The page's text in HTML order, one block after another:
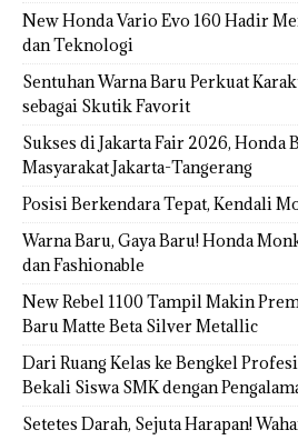
New Honda Vario Evo 160 Hadir
dan Teknologi
Sentuhan Warna Baru Perkuat
sebagai Skutik Favorit
Sukses di Jakarta Fair 2026, Honda
Masyarakat Jakarta-Tangerang
Posisi Berkendara Tepat, Kendali
Warna Baru, Gaya Baru! Honda
dan Fashionable
New Rebel 1100 Tampil Makin
Baru Matte Beta Silver Metallic
Dari Ruang Kelas ke Bengkel
Bekali Siswa SMK dengan
Setetes Darah, Sejuta Harapan!